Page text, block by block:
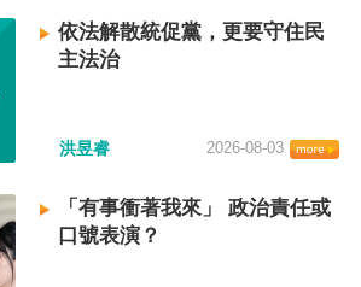
依法解散統促黨，更要守住民
主法治
洪昱睿 2026-08-03
「有事衝著我來」 政治責任或
口號表演？